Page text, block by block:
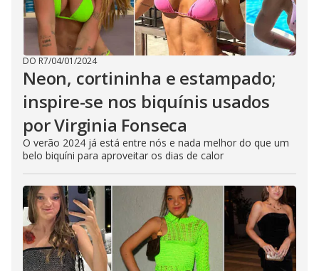
DO R7/04/01/2024
Neon, cortininha e estampado;
inspire-se nos biquínis usados
por Virginia Fonseca
O verão 2024 já está entre nós e nada melhor do que um
belo biquíni para aproveitar os dias de calor